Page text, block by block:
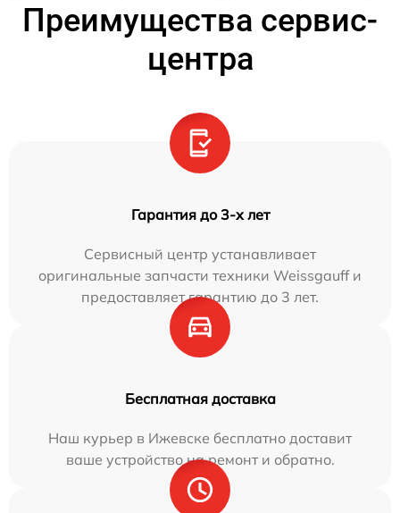
Преимущества сервис-
центра
Гарантия до 3-х лет
Сервисный центр устанавливает
оригинальные запчасти техники Weissgauff и
предоставляет гарантию до 3 лет.
Бесплатная доставка
Наш курьер в Ижевске бесплатно доставит
ваше устройство на ремонт и обратно.